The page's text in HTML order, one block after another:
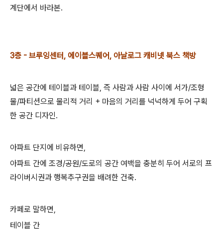
계단에서 바라본.
3층 - 브루잉센터, 에이블스퀘어, 아날로그 캐비넷 북스 책방
넓은 공간에 테이블과 테이블, 즉 사람과 사람 사이에 서가/조형
물/파티션으로 물리적 거리 + 마음의 거리를 넉넉하게 두어 구획
한 공간 디자인.
아파트 단지에 비유하면,
아파트 간에 조경/공원/도로의 공간 여백을 충분히 두어 서로의 프
라이버시권과 행복추구권을 배려한 건축.
카페로 말하면,
테이블 간